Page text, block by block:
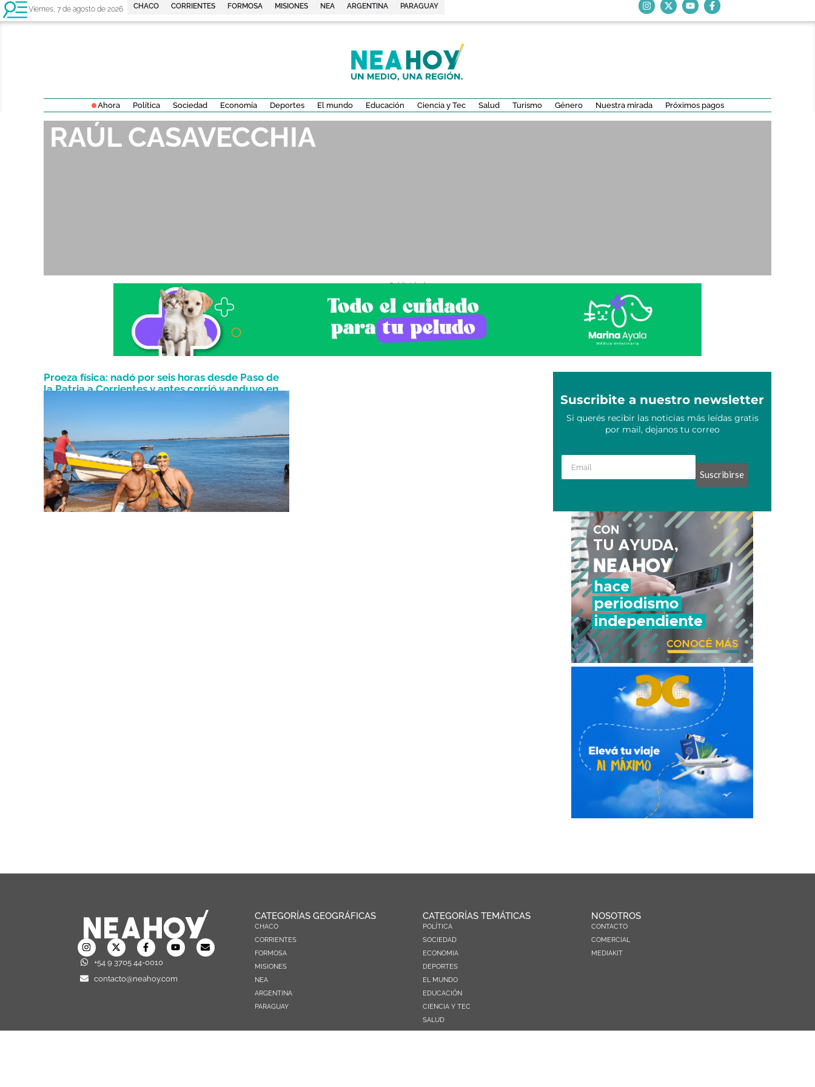
Viernes, 7 de agosto de 2026 CHACO CORRIENTES FORMOSA MISIONES NEA ARGENTINA PARAGUAY
Ahora Política Sociedad Economía Deportes El mundo Educación Ciencia y Tec Salud Turismo Género Nuestra mirada Próximos pagos
RAÚL CASAVECCHIA
- Publicidad -
Proeza física: nadó por seis horas desde Paso de
la Patria a Corrientes y antes corrió y anduvo en
Suscribite a nuestro newsletter
Si querés recibir las noticias más leídas gratis
por mail, dejanos tu correo
Suscribirse
+54 9 3705 44-0010
contacto@neahoy.com
CATEGORÍAS GEOGRÁFICAS
CHACO
CORRIENTES
FORMOSA
MISIONES
NEA
ARGENTINA
PARAGUAY
CATEGORÍAS TEMÁTICAS
POLÍTICA
SOCIEDAD
ECONOMIA
DEPORTES
EL MUNDO
EDUCACIÓN
CIENCIA Y TEC
SALUD
TURISMO
NOSOTROS
CONTACTO
COMERCIAL
MEDIAKIT